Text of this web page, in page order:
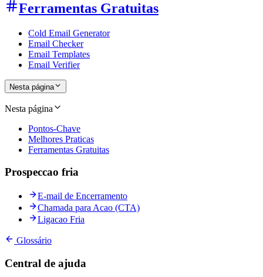
Ferramentas Gratuitas
Cold Email Generator
Email Checker
Email Templates
Email Verifier
Nesta página
Nesta página
Pontos-Chave
Melhores Praticas
Ferramentas Gratuitas
Prospeccao fria
E-mail de Encerramento
Chamada para Acao (CTA)
Ligacao Fria
Glossário
Central de ajuda